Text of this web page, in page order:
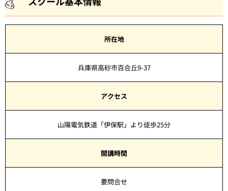
所在地
兵庫県高砂市百合丘9-37
アクセス
山陽電気鉄道「伊保駅」より徒歩25分
開講時間
要問合せ